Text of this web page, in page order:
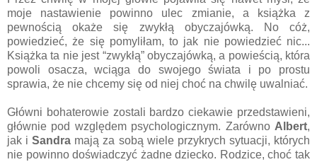
moje nastawienie powinno ulec zmianie, a książka z
pewnością okaże się zwykłą obyczajówką. No cóż,
powiedzieć, że się pomyliłam, to jak nie powiedzieć nic...
Książka ta nie jest “zwykłą” obyczajówką, a powieścią, która
powoli osacza, wciąga do swojego świata i po prostu
sprawia, że nie chcemy się od niej choć na chwilę uwalniać.
Główni bohaterowie zostali bardzo ciekawie przedstawieni,
głównie pod względem psychologicznym. Zarówno Albert,
jak iSandra mają za sobą wiele przykrych sytuacji, których
nie powinno doświadczyć żadne dziecko. Rodzice, choć tak